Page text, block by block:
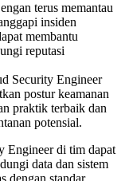
terus memantau
insiden
membantu
reputasi
Security Engineer
postur keamanan
praktik terbaik dan
potensial.
Engineer di tim dapat
data dan sistem
dengan standar